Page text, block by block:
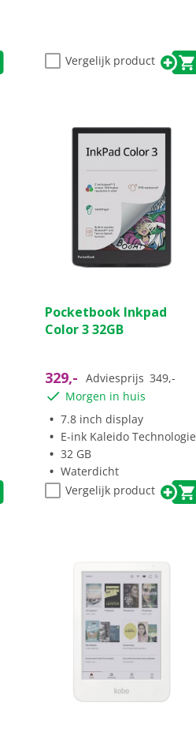
Vergelijk product
van
de
Pocketbook Inkpad
Color 3 32GB
329,- Adviesprijs 349,-
Morgen in huis
7.8 inch display
E-ink Kaleido Technologie
32 GB
Waterdicht
Vergelijk product